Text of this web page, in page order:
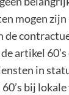
mogen zijn
de
artikel
in
bij lokale